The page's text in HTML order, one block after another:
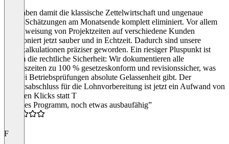
Wir haben damit die klassische Zettelwirtschaft und ungenaue
Excel-Schätzungen am Monatsende komplett eliminiert. Vor allem
die Zuweisung von Projektzeiten auf verschiedene Kunden
funktioniert jetzt sauber und in Echtzeit. Dadurch sind unsere
Nachkalkulationen präziser geworden. Ein riesiger Pluspunkt ist
zudem die rechtliche Sicherheit: Wir dokumentieren alle
Arbeitszeiten zu 100 % gesetzeskonform und revisionssicher, was
uns bei Betriebsprüfungen absolute Gelassenheit gibt. Der
Monatsabschluss für die Lohnvorbereitung ist jetzt ein Aufwand von
wenigen Klicks statt T
“Solides Programm, noch etwas ausbaufähig”
F